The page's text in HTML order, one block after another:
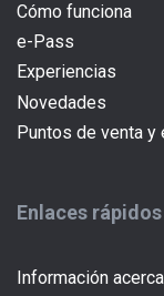
Cómo funciona
e-Pass
Experiencias
Novedades
Puntos de venta y
Enlaces rápidos
Información